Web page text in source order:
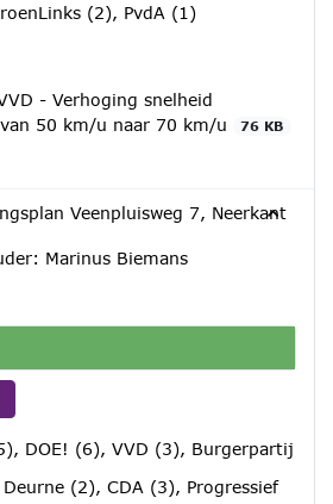
(2), PvdA (1)
- Verhoging snelheid
50 km/u naar 70 km/u
76 KB
Veenpluisweg 7, Neerkant
Marinus Biemans
DOE! (6), VVD (3), Burgerpartij
(2), CDA (3), Progressief